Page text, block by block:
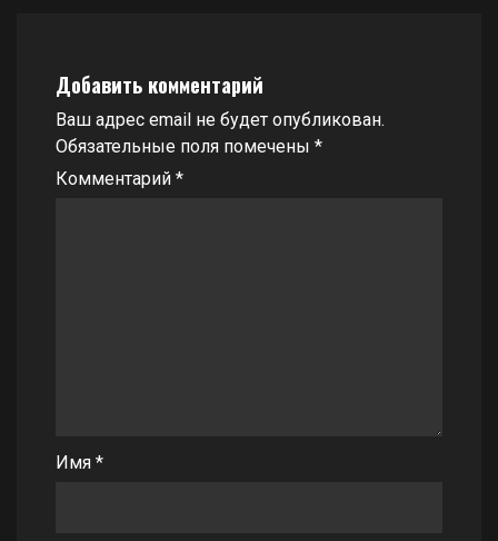
Добавить комментарий
Ваш адрес email не будет опубликован.
Обязательные поля помечены *
Комментарий *
Имя *